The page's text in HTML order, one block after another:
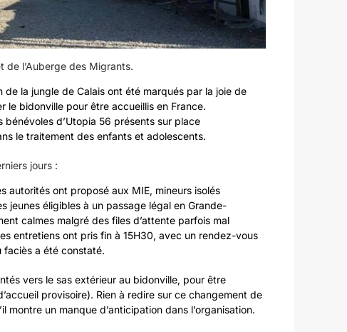
de l’Auberge des Migrants.
de la jungle de Calais ont été marqués par la joie de
le bidonville pour être accueillis en France.
bénévoles d’Utopia 56 présents sur place
le traitement des enfants et adolescents.
jours :
autorités ont proposé aux MIE, mineurs isolés
jeunes éligibles à un passage légal en Grande-
calmes malgré des files d’attente parfois mal
entretiens ont pris fin à 15H30, avec un rendez-vous
faciès a été constaté.
vers le sas extérieur au bidonville, pour être
provisoire). Rien à redire sur ce changement de
montre un manque d’anticipation dans l’organisation.